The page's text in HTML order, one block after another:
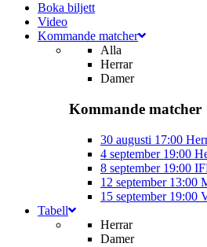
Boka biljett
Video
Kommande matcher
Alla
Herrar
Damer
Kommande matcher
30 augusti 17:00
4 september 19:00
8 september 19:00
12 september 13:00
15 september 19:00
Tabell
Herrar
Damer